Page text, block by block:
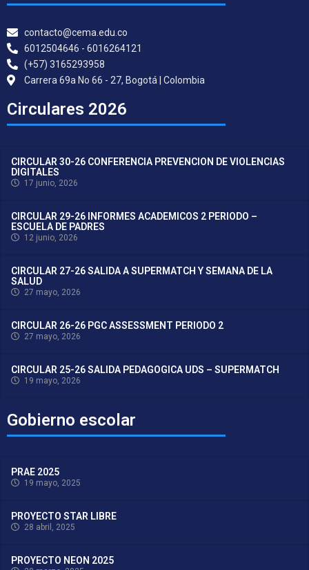
contacto@cema.edu.co
6012504646 - 6016264121
(+57) 3165293958
Carrera 69a No 66 - 27, Bogotá | Colombia
Circulares 2026
CIRCULAR 30-26 CONFERENCIA PREVENCION DE VIOLENCIAS
DIGITALES
17 junio, 2026
CIRCULAR 29-26 INFORMES ACADEMICOS 2 PERIODO –
ESCUELA DE PADRES
12 junio, 2026
CIRCULAR 27-26 SALIDA A SUPERMATCH Y SEMANA DE LA
SALUD
27 mayo, 2026
CIRCULAR 26-26 PGC ASSESSMENT PERIODO 2
27 mayo, 2026
CIRCULAR 25-26 SALIDA PEDAGOGICA UDS – SUPERMATCH
19 mayo, 2026
Gobierno escolar
PRAE 2025
19 mayo, 2025
PROYECTO STAR LIBRE
28 abril, 2025
PROYECTO NEON 2025